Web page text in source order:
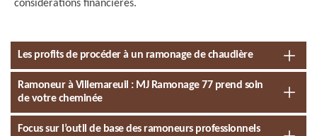
considérations financières.
Les profits de procéder à un ramonage de chaudière
Ramoneur à Villemareuil : MJ Ramonage 77 prend soin
de votre cheminée
Focus sur l’outil de base des ramoneurs professionnels